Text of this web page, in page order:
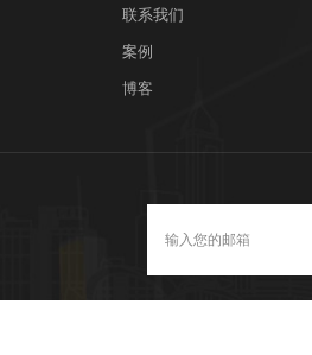
联系我们
案例
博客